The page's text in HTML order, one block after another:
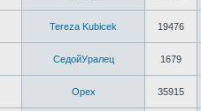
Tereza Kubicek 19476
СедойУралец 1679
Орех 35915